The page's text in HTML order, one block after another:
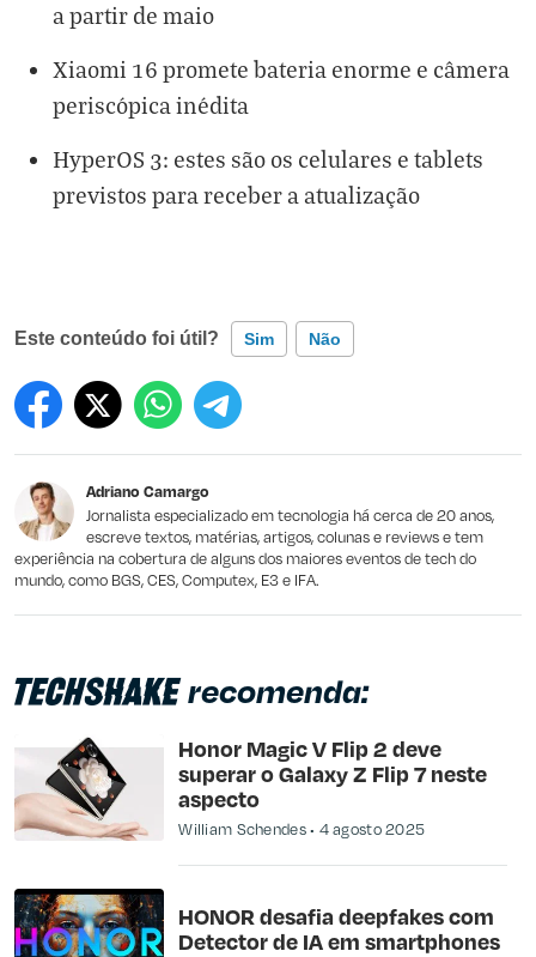
a partir de maio
Xiaomi 16 promete bateria enorme e câmera
periscópica inédita
HyperOS 3: estes são os celulares e tablets
previstos para receber a atualização
Este conteúdo foi útil? Sim Não
Este conteúdo contém informação incorreta
Outro
Adriano Camargo
Jornalista especializado em tecnologia há cerca de 20 anos,
escreve textos, matérias, artigos, colunas e reviews e tem
experiência na cobertura de alguns dos maiores eventos de tech do
mundo, como BGS, CES, Computex, E3 e IFA.
recomenda:
Honor Magic V Flip 2 deve
superar o Galaxy Z Flip 7 neste
aspecto
William Schendes 4 agosto 2025
HONOR desafia deepfakes com
Detector de IA em smartphones